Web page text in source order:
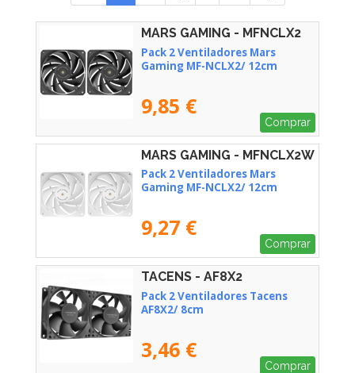
MARS GAMING - MFNCLX2
Pack 2 Ventiladores Mars
Gaming MF-NCLX2/ 12cm
9,85 €
Comprar
MARS GAMING - MFNCLX2W
Pack 2 Ventiladores Mars
Gaming MF-NCLX2/ 12cm
9,27 €
Comprar
TACENS - AF8X2
Pack 2 Ventiladores Tacens
AF8X2/ 8cm
3,46 €
Comprar